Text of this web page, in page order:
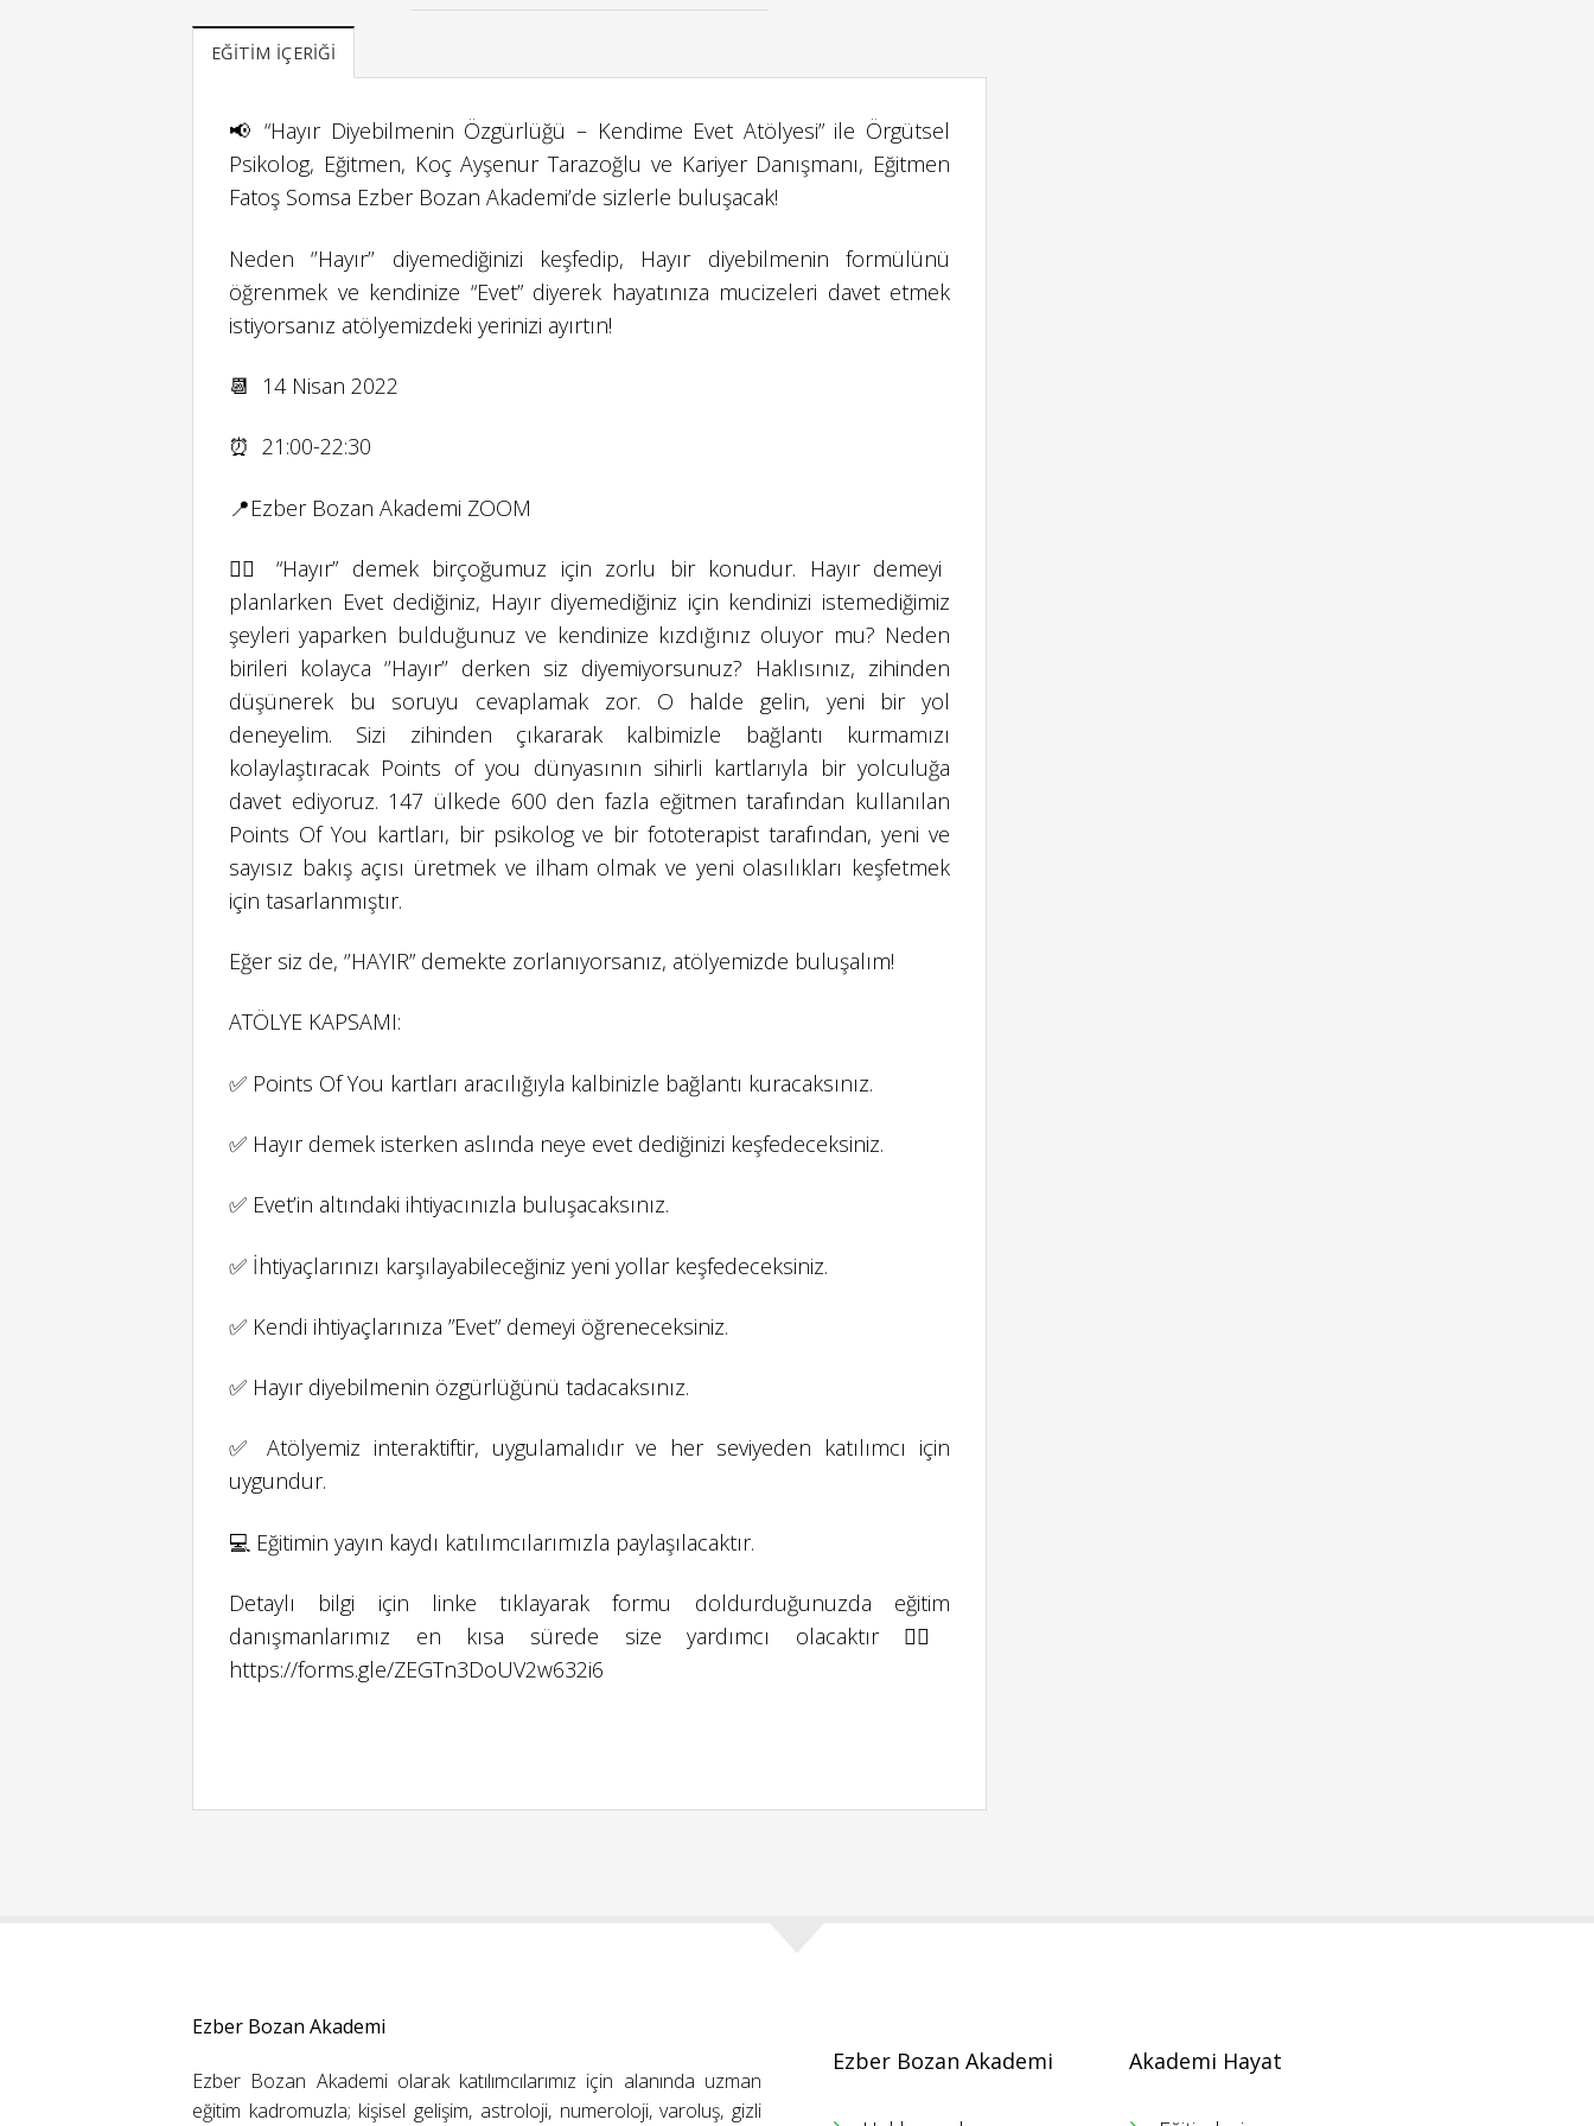
EĞITIM İÇERIĞI
📢 “Hayır Diyebilmenin Özgürlüğü – Kendime Evet Atölyesi” ile Örgütsel
Psikolog, Eğitmen, Koç Ayşenur Tarazoğlu ve Kariyer Danışmanı, Eğitmen
Fatoş Somsa Ezber Bozan Akademi’de sizlerle buluşacak!
Neden ‘’Hayır’’ diyemediğinizi keşfedip, Hayır diyebilmenin formülünü
öğrenmek ve kendinize “Evet” diyerek hayatınıza mucizeleri davet etmek
istiyorsanız atölyemizdeki yerinizi ayırtın!
📆 14 Nisan 2022
⏰ 21:00-22:30
📍Ezber Bozan Akademi ZOOM
👉🏻 “Hayır” demek birçoğumuz için zorlu bir konudur. Hayır demeyi
planlarken Evet dediğiniz, Hayır diyemediğiniz için kendinizi istemediğimiz
şeyleri yaparken bulduğunuz ve kendinize kızdığınız oluyor mu? Neden
birileri kolayca ‘’Hayır’’ derken siz diyemiyorsunuz? Haklısınız, zihinden
düşünerek bu soruyu cevaplamak zor. O halde gelin, yeni bir yol
deneyelim. Sizi zihinden çıkararak kalbimizle bağlantı kurmamızı
kolaylaştıracak Points of you dünyasının sihirli kartlarıyla bir yolculuğa
davet ediyoruz. 147 ülkede 600 den fazla eğitmen tarafından kullanılan
Points Of You kartları, bir psikolog ve bir fototerapist tarafından, yeni ve
sayısız bakış açısı üretmek ve ilham olmak ve yeni olasılıkları keşfetmek
için tasarlanmıştır.
Eğer siz de, ‘’HAYIR” demekte zorlanıyorsanız, atölyemizde buluşalım!
ATÖLYE KAPSAMI:
✅ Points Of You kartları aracılığıyla kalbinizle bağlantı kuracaksınız.
✅ Hayır demek isterken aslında neye evet dediğinizi keşfedeceksiniz.
✅ Evet’in altındaki ihtiyacınızla buluşacaksınız.
✅ İhtiyaçlarınızı karşılayabileceğiniz yeni yollar keşfedeceksiniz.
✅ Kendi ihtiyaçlarınıza ”Evet” demeyi öğreneceksiniz.
✅ Hayır diyebilmenin özgürlüğünü tadacaksınız.
✅ Atölyemiz interaktiftir, uygulamalıdır ve her seviyeden katılımcı için
uygundur.
💻 Eğitimin yayın kaydı katılımcılarımızla paylaşılacaktır.
Detaylı bilgi için linke tıklayarak formu doldurduğunuzda eğitim
danışmanlarımız en kısa sürede size yardımcı olacaktır 👉🏻
https://forms.gle/ZEGTn3DoUV2w632i6
Ezber Bozan Akademi
Ezber Bozan Akademi olarak katılımcılarımız için alanında uzman
eğitim kadromuzla; kişisel gelişim, astroloji, numeroloji, varoluş, gizli
Ezber Bozan Akademi Akademi Hayat